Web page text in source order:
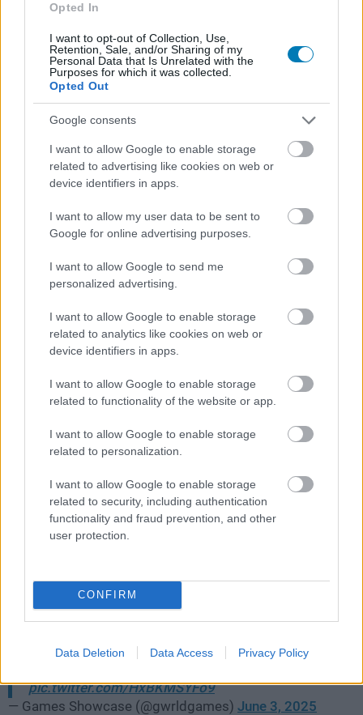
Opted In
I want to opt-out of Collection, Use,
Retention, Sale, and/or Sharing of my
Personal Data that Is Unrelated with the
Purposes for which it was collected.
Opted Out
Google consents
I want to allow Google to enable storage
related to advertising like cookies on web or
device identifiers in apps.
I want to allow my user data to be sent to
Google for online advertising purposes.
I want to allow Google to send me
personalized advertising.
I want to allow Google to enable storage
related to analytics like cookies on web or
device identifiers in apps.
I want to allow Google to enable storage
related to functionality of the website or app.
I want to allow Google to enable storage
related to personalization.
I want to allow Google to enable storage
related to security, including authentication
functionality and fraud prevention, and other
user protection.
CONFIRM
Data Deletion Data Access Privacy Policy
Hunter_GS
Hamarosan az extra játékmódok alkotói is
teljes hozzáférést kapnak majd az Epic Games
AI eszköztárához.
Unmute Loaded:
Vader NPC csak a hab a tortán. Az Epic Games ugyanis
az elmúlt hónapokban keményen dolgozott egy AI
keretrendszer felépítésén, amit ők Persona Device-nak
hívnak, és ami hamarosan belekerül majd a Fortnite
A tegnapi State of Unreal 2025 kezdetben arról szólt,
hogy az olyan elképesztő mesélők, mind a CD Projekt
RED, milyen lenyűgöző technológiákat használhatnak
majd aThe Witcher 4 életrehívásához. Aztán gyorsan
Ha megbotránkoztatott, hogy Darth Vader fuckolt egy
velőset, akkor most csukd be a füled, mert a Persona
Device hamarosan elérhető lesz az Unreal Editor for
reagáló NPC-ket építhet majd játékmódjaiba.
Epic has announced that they will allow creators to
creator AI characters with their own personalities
pic.twitter.com/HxBKMSYFo9
— Games Showcase (@gwrldgames) June 3, 2025